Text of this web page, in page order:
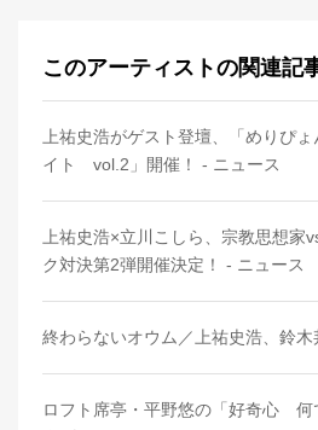
このアーティストの関連記
上祐史浩がゲスト登壇、「めりぴ
イト vol.2」開催！ - ニュース
上祐史浩×立川こしら、宗教思想家
ク対決第2弾開催決定！ - ニュース
終わらないオウム／上祐史浩、鈴
ロフト席亭・平野悠の「好奇心 何